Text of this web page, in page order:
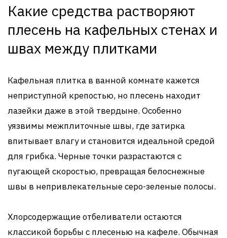
Какие средства растворяют
плесень на кафельных стенах и
швах между плитками
Кафельная плитка в ванной комнате кажется
неприступной крепостью, но плесень находит
лазейки даже в этой твердыне. Особенно
уязвимы межплиточные швы, где затирка
впитывает влагу и становится идеальной средой
для грибка. Черные точки разрастаются с
пугающей скоростью, превращая белоснежные
швы в непривлекательные серо-зеленые полосы.
Хлорсодержащие отбеливатели остаются
классикой борьбы с плесенью на кафеле. Обычная